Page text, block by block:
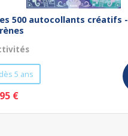
500 autocollants créatifs -
dès 5 ans
€